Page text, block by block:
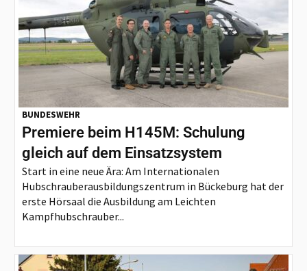
BUNDESWEHR
Premiere beim H145M: Schulung
gleich auf dem Einsatzsystem
Start in eine neue Ära: Am Internationalen
Hubschrauberausbildungszentrum in Bückeburg hat der
erste Hörsaal die Ausbildung am Leichten
Kampfhubschrauber...